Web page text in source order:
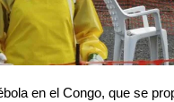
en el Congo, que se